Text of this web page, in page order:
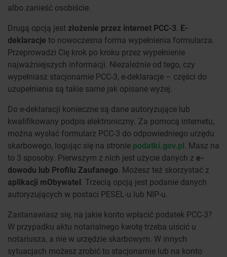
albo zanieść osobiście.
Drugą opcją jest złożenie przez internet PCC-3. E-
deklaracje to nowoczesna forma wypełnienia formularza.
Przeprowadzi Cię krok po kroku przez wypełnienie
najważniejszych informacji. Niezależnie od tego, czy
wypełniasz stacjonarnie PCC-3, e-deklaracje – części do
uzupełnienia są takie same jak opisane wyżej.
Do e-deklaracji konieczne są dane autoryzujące lub
kwalifikowany podpis elektroniczny. Za pomocą internetu,
można wysłać formularz PCC-3 do odpowiedniego urzędu
skarbowego, logując się na stronie podatki.gov.pl. Masz na
to 3 sposoby. Pierwszym z nich jest użycie danych z e-
dowodu lub Profilu Zaufanego. Możesz też skorzystać z
aplikacji mObywatel. Trzecią opcją jest podanie danych
autoryzujących w postaci PESEL-u lub NIP-u.
Zastanawiasz się, na jakie konto wpłacić podatek PCC-3?
W przypadku aktu notarialnego kwotę trzeba uiścić u
notariusza, a nie w urzędzie skarbowym. W innych
sytuacjach możesz zrobić to stacjonarnie lub na konto